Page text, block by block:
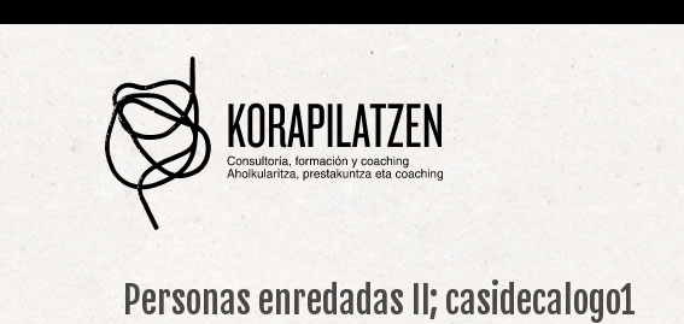
Personas enredadas II; casidecalogo1